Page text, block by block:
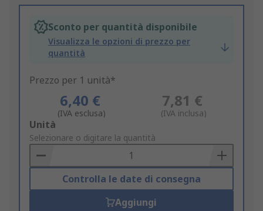
Sconto per quantità disponibile
Visualizza le opzioni di prezzo per
quantità
Prezzo per 1 unità*
6,40 €
(IVA esclusa)
7,81 €
(IVA inclusa)
Add
to
Basket
Unità
Selezionare o digitare la quantità
Controlla le date di consegna
Aggiungi